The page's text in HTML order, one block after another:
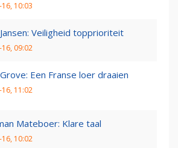
10:03
Jansen: Veiligheid topprioriteit
09:02
Een Franse loer draaien
11:02
Mateboer: Klare taal
10:02